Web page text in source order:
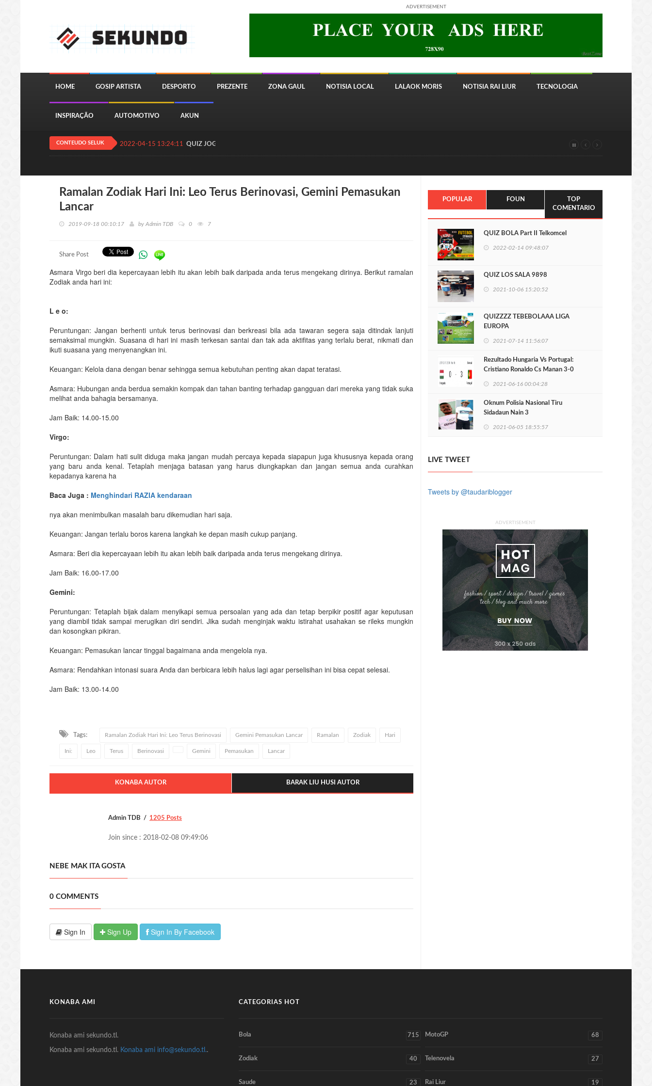
ADVERTISEMENT
HOME GOSIP ARTISTA DESPORTO PREZENTE ZONA GAUL NOTISIA LOCAL LALAOK MORIS NOTISIA RAI LIUR TECNOLOGIA
INSPIRAÇÃO AUTOMOTIVO AKUN
CONTEUDO SELUK 2022-04-15 13:24:11 QUIZ JOGA 8820 Timor Telecom
Ramalan Zodiak Hari Ini: Leo Terus Berinovasi, Gemini Pemasukan
Lancar
2019-09-18 00:10:17 by Admin TDB 0 7
Share Post
Asmara Virgo beri dia kepercayaan lebih itu akan lebih baik daripada anda terus mengekang dirinya. Berikut ramalan
Zodiak anda hari ini:
L e o:
Peruntungan: Jangan berhenti untuk terus berinovasi dan berkreasi bila ada tawaran segera saja ditindak lanjuti
semaksimal mungkin. Suasana di hari ini masih terkesan santai dan tak ada aktifitas yang terlalu berat, nikmati dan
ikuti suasana yang menyenangkan ini.
Keuangan: Kelola dana dengan benar sehingga semua kebutuhan penting akan dapat teratasi.
Asmara: Hubungan anda berdua semakin kompak dan tahan banting terhadap gangguan dari mereka yang tidak suka
melihat anda bahagia bersamanya.
Jam Baik: 14.00-15.00
Virgo:
Peruntungan: Dalam hati sulit diduga maka jangan mudah percaya kepada siapapun juga khususnya kepada orang
yang baru anda kenal. Tetaplah menjaga batasan yang harus diungkapkan dan jangan semua anda curahkan
kepadanya karena ha
Baca Juga : Menghindari RAZIA kendaraan
nya akan menimbulkan masalah baru dikemudian hari saja.
Keuangan: Jangan terlalu boros karena langkah ke depan masih cukup panjang.
Asmara: Beri dia kepercayaan lebih itu akan lebih baik daripada anda terus mengekang dirinya.
Jam Baik: 16.00-17.00
Gemini:
Peruntungan: Tetaplah bijak dalam menyikapi semua persoalan yang ada dan tetap berpikir positif agar keputusan
yang diambil tidak sampai merugikan diri sendiri. Jika sudah menginjak waktu istirahat usahakan se rileks mungkin
dan kosongkan pikiran.
Keuangan: Pemasukan lancar tinggal bagaimana anda mengelola nya.
Asmara: Rendahkan intonasi suara Anda dan berbicara lebih halus lagi agar perselisihan ini bisa cepat selesai.
Jam Baik: 13.00-14.00
Tags: Ramalan Zodiak Hari Ini: Leo Terus Berinovasi Gemini Pemasukan Lancar Ramalan Zodiak Hari
Ini: Leo Terus Berinovasi Gemini Pemasukan Lancar
KONABA AUTOR BARAK LIU HUSI AUTOR
Admin TDB 1205 Posts
Join since : 2018-02-08 09:49:06
NEBE MAK ITA GOSTA
0 COMMENTS
Sign In Sign Up Sign In By Facebook
POPULAR FOUN
TOP
COMENTARIO
QUIZ BOLA Part II Telkomcel
2022-02-14 09:48:07
QUIZ LOS SALA 9898
2021-10-06 15:20:52
QUIZZZZ TEBEBOLAAA LIGA
EUROPA
2021-07-14 11:56:07
Rezultado Hungaria Vs Portugal:
Cristiano Ronaldo Cs Manan 3-0
2021-06-16 00:04:28
Oknum Polisia Nasional Tiru
Sidadaun Nain 3
2021-06-05 18:55:57
LIVE TWEET
Tweets by @taudariblogger
ADVERTISEMENT
KONABA AMI
Konaba ami sekundo.tl.
Konaba ami sekundo.tl. Konaba ami info@sekundo.tl..
CATEGORIAS HOT
Bola 715 MotoGP 68
Zodiak 40 Telenovela 27
Saude 23 Rai Liur 19